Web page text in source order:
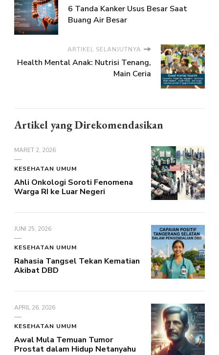
6 Tanda Kanker Usus Besar Saat
Buang Air Besar
ARTIKEL SELANJUTNYA
Health Mental Anak: Nutrisi Tenang,
Main Ceria
Artikel yang Direkomendasikan
MARET 2, 2026
KESEHATAN UMUM
Ahli Onkologi Soroti Fenomena
Warga RI ke Luar Negeri
JUNI 25, 2026
KESEHATAN UMUM
Rahasia Tangsel Tekan Kematian
Akibat DBD
APRIL 26, 2026
KESEHATAN UMUM
Awal Mula Temuan Tumor
Prostat dalam Hidup Netanyahu